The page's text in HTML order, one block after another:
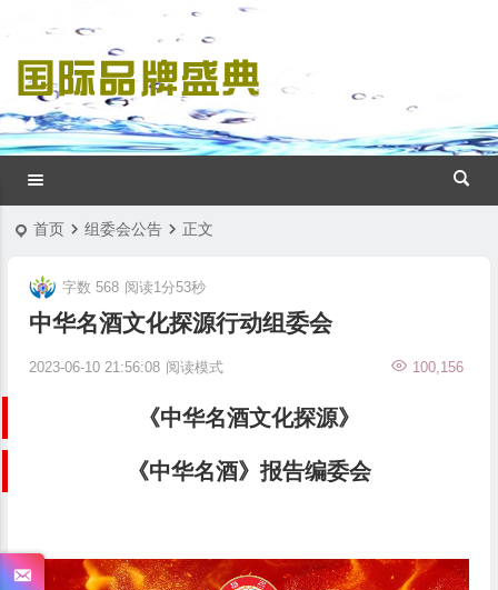
首页 组委会公告 正文
中华名酒文化探源行动组委会
2023-06-10 21:56:08 100,156
字数 568 阅读1分53秒
阅读模式
《中华名酒文化探源》
《中华名酒》报告编委会